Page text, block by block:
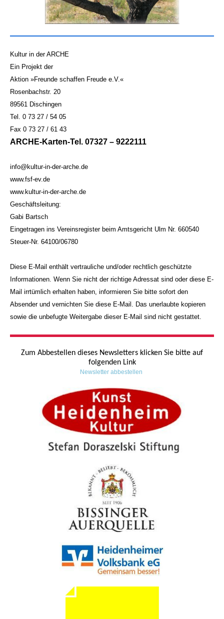
Kultur in der ARCHE
Ein Projekt der
Aktion »Freunde schaffen Freude e.V.«
Rosenbachstr. 20
89561 Dischingen
Tel. 0 73 27 / 54 05
Fax 0 73 27 / 61 43
ARCHE-Karten-Tel. 07327 – 9222111
info@kultur-in-der-arche.de
www.fsf-ev.de
www.kultur-in-der-arche.de
Geschäftsleitung:
Gabi Bartsch
Eingetragen ins Vereinsregister beim Amtsgericht Ulm Nr. 660540
Steuer-Nr. 64100/06780
Diese E-Mail enthält vertrauliche und/oder rechtlich geschützte
Informationen. Wenn Sie nicht der richtige Adressat sind oder diese E-
Mail irrtümlich erhalten haben, informieren Sie bitte sofort den
Absender und vernichten Sie diese E-Mail. Das unerlaubte kopieren
sowie die unbefugte Weitergabe dieser E-Mail sind nicht gestattet.
Zum Abbestellen dieses Newsletters klicken Sie bitte auf
folgenden Link
Newsletter abbestellen